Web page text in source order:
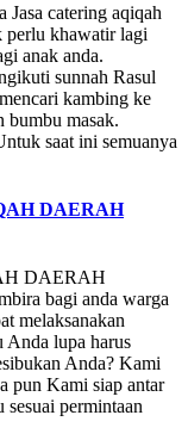
Jasa catering aqiqah
perlu khawatir lagi
anak anda.
sunnah Rasul
kambing ke
bumbu masak.
saat ini semuanya
DAERAH
DAERAH
bagi anda warga
melaksanakan
Anda lupa harus
Anda? Kami
pun Kami siap antar
permintaan